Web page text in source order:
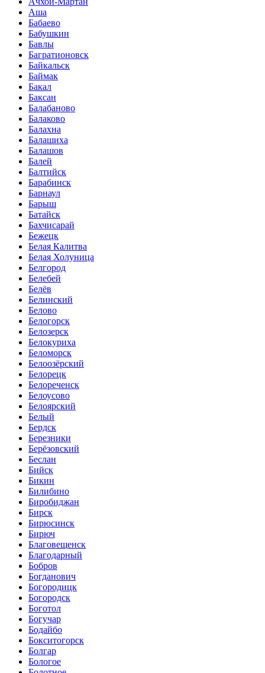
Аша
Бабаево
Бабушкин
Бавлы
Багратионовск
Байкальск
Баймак
Бакал
Баксан
Балабаново
Балаково
Балахна
Балашиха
Балашов
Балей
Балтийск
Барабинск
Барнаул
Барыш
Батайск
Бахчисарай
Бежецк
Белая Калитва
Белая Холуница
Белгород
Белебей
Белёв
Белинский
Белово
Белогорск
Белозерск
Белокуриха
Беломорск
Белоозёрский
Белорецк
Белореченск
Белоусово
Белоярский
Белый
Бердск
Березники
Берёзовский
Беслан
Бийск
Бикин
Билибино
Биробиджан
Бирск
Бирюсинск
Бирюч
Благовещенск
Благодарный
Бобров
Богданович
Богородицк
Богородск
Боготол
Богучар
Бодайбо
Бокситогорск
Болгар
Бологое